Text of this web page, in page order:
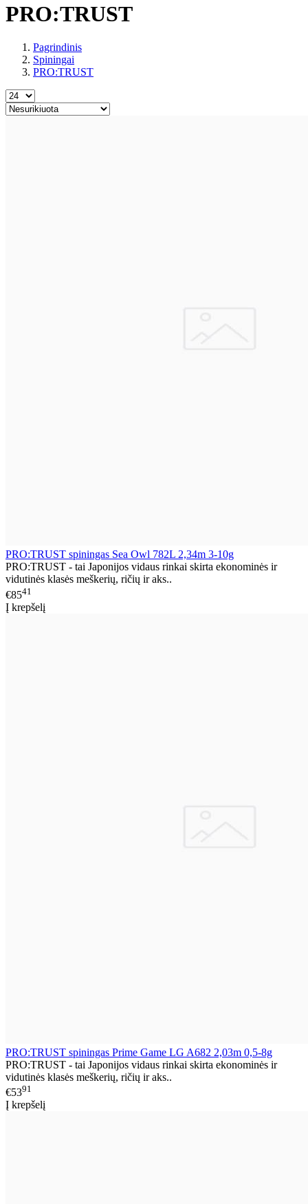
PRO:TRUST
Pagrindinis
Spiningai
PRO:TRUST
PRO:TRUST spiningas Sea Owl 782L 2,34m 3-10g
PRO:TRUST - tai Japonijos vidaus rinkai skirta ekonominės ir
vidutinės klasės meškerių, ričių ir aks..
€8541
Į krepšelį
PRO:TRUST spiningas Prime Game LG A682 2,03m 0,5-8g
PRO:TRUST - tai Japonijos vidaus rinkai skirta ekonominės ir
vidutinės klasės meškerių, ričių ir aks..
€5391
Į krepšelį